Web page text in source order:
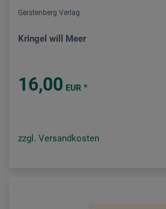
Gerstenberg Verlag
Kringel will Meer
16,00 EUR *
zzgl. Versandkosten